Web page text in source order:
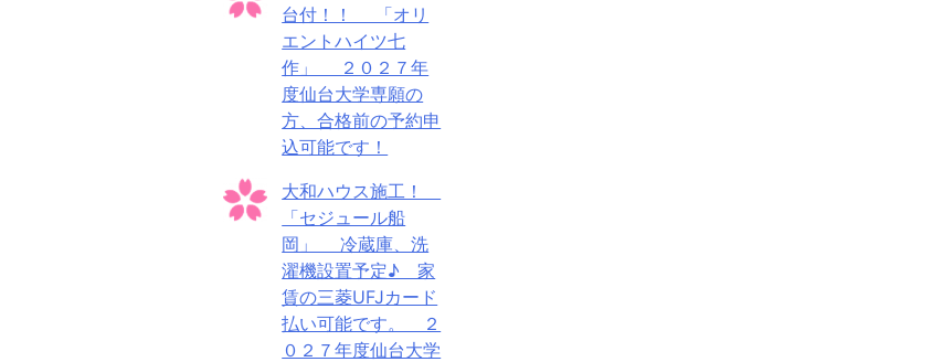
台付！！ 「オリ
エントハイツ七
作」 ２０２７年
度仙台大学専願の
方、合格前の予約申
込可能です！
大和ハウス施工！
「セジュール船
岡」 冷蔵庫、洗
濯機設置予定♪ 家
賃の三菱UFJカード
払い可能です。 ２
０２７年度仙台大学